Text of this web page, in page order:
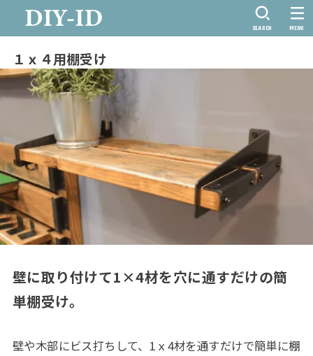
SEARCH MENU
１ｘ４用棚受け
壁に取り付けて1×4材を穴に通すだけの簡
単棚受け。
壁や木部にビス打ちして、1ｘ4材を通すだけで簡単に棚